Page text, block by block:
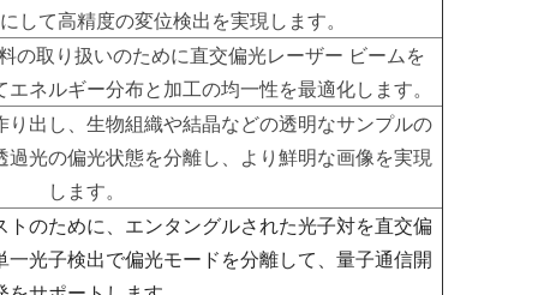
して高精度の変位検出を実現します。
の取り扱いのために直交偏光レーザー ビームを
ネルギー分布と加工の均一性を最適化します。
出し、生物組織や結晶などの透明なサンプルの
光の偏光状態を分離し、より鮮明な画像を実現
します。
のために、エンタングルされた光子対を直交偏
光子検出で偏光モードを分離して、量子通信開